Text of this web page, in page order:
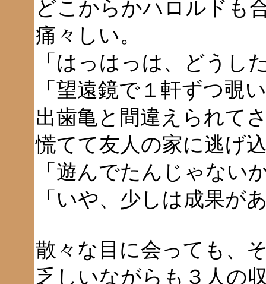
どこからかハロルドも
痛々しい。
「はっはっは、どうし
「望遠鏡で１軒ずつ覗
出歯亀と間違えられて
慌てて友人の家に逃げ
「遊んでたんじゃない
「いや、少しは成果が
散々な目に会っても、
乏しいながらも３人の